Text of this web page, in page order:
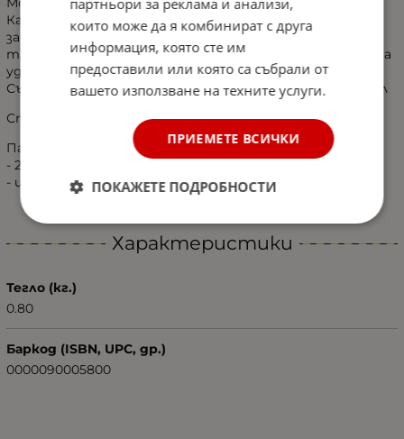
Калъфите за седалки за тежкотоварни автомобили
защитават седалките, като запазват оригиналната
тапицерия от замърсяване и износване, а ви осигурява
удобство.
Създава комфортна атмосфера във вашия автомобил
Специално ушити за DAF CF, LF, XF 95, XF 105!
Пакетът съдържа:
- 2 калъфа за седалки
- цвят: Черен
Характеристики
Тегло (кг.)
0.80
Баркод (ISBN, UPC, др.)
0000090005800
партньори за реклама и анализи,
които може да я комбинират с друга
информация, която сте им
предоставили или която са събрали от
вашето използване на техните услуги.
ПРИЕМЕТЕ ВСИЧКИ
ПОКАЖЕТЕ ПОДРОБНОСТИ